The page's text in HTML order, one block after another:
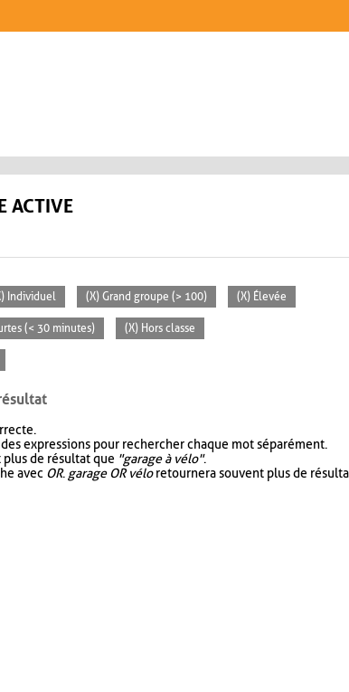
ACTIVE
Individuel (X) Grand groupe (> 100) (X) Élevée
(< 30 minutes) (X) Hors classe
expressions pour rechercher chaque mot séparément.
de résultat que "garage à vélo".
avec OR. garage OR véloretournera souvent plus de